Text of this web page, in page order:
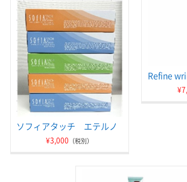
ソフィアタッチ エテルノ
¥3,000 （税別）
Refine